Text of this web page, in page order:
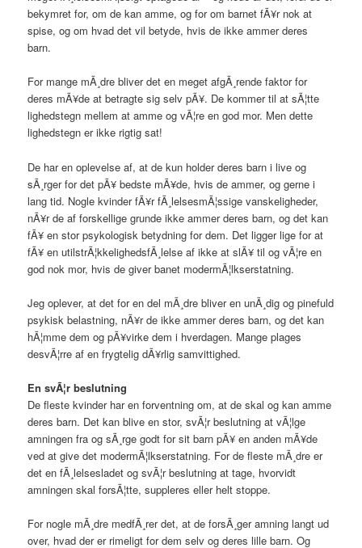
bekymret for, om de kan amme, og for om barnet fÃ¥r nok at
spise, og om hvad det vil betyde, hvis de ikke ammer deres
barn.
For mange mÃ¸dre bliver det en meget afgÃ¸rende faktor for
deres mÃ¥de at betragte sig selv pÃ¥. De kommer til at sÃ¦tte
lighedstegn mellem at amme og vÃ¦re en god mor. Men dette
lighedstegn er ikke rigtig sat!
De har en oplevelse af, at de kun holder deres barn i live og
sÃ¸rger for det pÃ¥ bedste mÃ¥de, hvis de ammer, og gerne i
lang tid. Nogle kvinder fÃ¥r fÃ¸lelsesmÃ¦ssige vanskeligheder,
nÃ¥r de af forskellige grunde ikke ammer deres barn, og det kan
fÃ¥ en stor psykologisk betydning for dem. Det ligger lige for at
fÃ¥ en utilstrÃ¦kkelighedsfÃ¸lelse af ikke at slÃ¥ til og vÃ¦re en
god nok mor, hvis de giver banet modermÃ¦lkserstatning.
Jeg oplever, at det for en del mÃ¸dre bliver en unÃ¸dig og pinefuld
psykisk belastning, nÃ¥r de ikke ammer deres barn, og det kan
hÃ¦mme dem og pÃ¥virke dem i hverdagen. Mange plages
desvÃ¦rre af en frygtelig dÃ¥rlig samvittighed.
En svÃ¦r beslutning
De fleste kvinder har en forventning om, at de skal og kan amme
deres barn. Det kan blive en stor, svÃ¦r beslutning at vÃ¦lge
amningen fra og sÃ¸rge godt for sit barn pÃ¥ en anden mÃ¥de
ved at give det modermÃ¦lkserstatning. For de fleste mÃ¸dre er
det en fÃ¸lelsesladet og svÃ¦r beslutning at tage, hvorvidt
amningen skal forsÃ¦tte, suppleres eller helt stoppe.
For nogle mÃ¸dre medfÃ¸rer det, at de forsÃ¸ger amning langt ud
over, hvad der er rimeligt for dem selv og deres lille barn. Og